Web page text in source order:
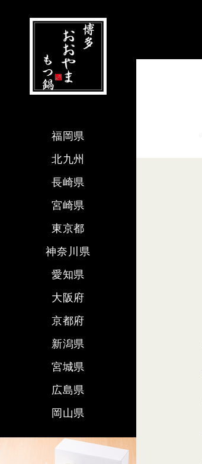
福岡県
北九州
長崎県
宮崎県
東京都
神奈川県
愛知県
大阪府
京都府
新潟県
宮城県
広島県
岡山県